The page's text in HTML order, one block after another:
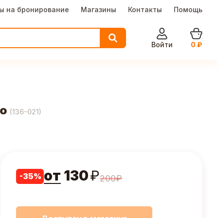
на бронирование Магазины Контакты Помощь
Войти
0 ₽
(136-021)
-35% от 130₽200₽